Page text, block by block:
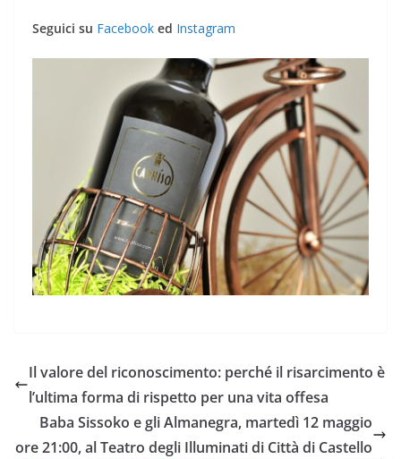
Seguici su Facebook ed Instagram
Il valore del riconoscimento: perché il risarcimento è
l’ultima forma di rispetto per una vita offesa
Baba Sissoko e gli Almanegra, martedì 12 maggio
ore 21:00, al Teatro degli Illuminati di Città di Castello